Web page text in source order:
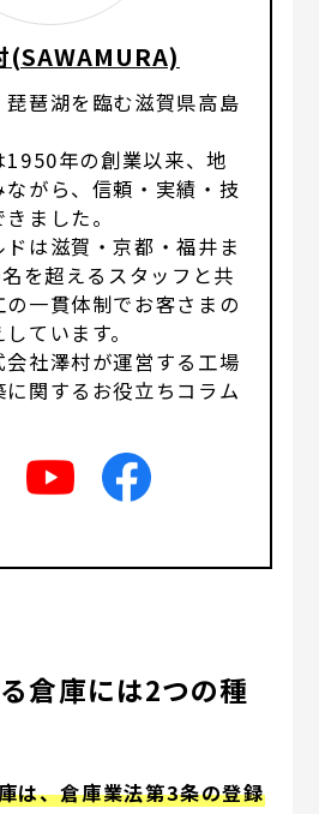
(SAWAMURA)
琶湖を臨む滋賀県高島
1950年の創業以来、地
がら、信頼・実績・技
ました。
は滋賀・京都・福井ま
を超えるスタッフと共
一貫体制でお客さまの
ています。
社澤村が運営する工場
関するお役立ちコラム
倉庫には2つの種
は、倉庫業法第3条の登録